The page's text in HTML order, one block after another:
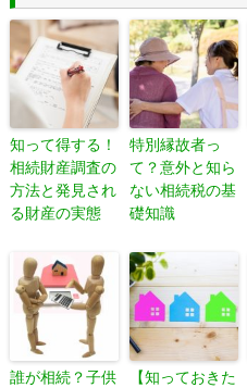
知って得する！
相続財産調査の
方法と発見され
る財産の実態
特別縁故者っ
て？意外と知ら
ない相続税の基
礎知識
誰が相続？子供
【知っておきた